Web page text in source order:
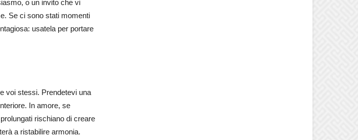
o un invito che vi
Se ci sono stati momenti
usatela per portare
voi stessi. Prendetevi una
In amore, se
rischiano di creare
a ristabilire armonia.